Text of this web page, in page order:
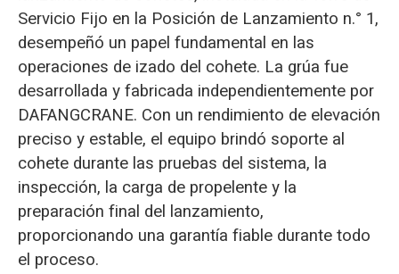
Servicio Fijo en la Posición de Lanzamiento n.° 1,
desempeñó un papel fundamental en las
operaciones de izado del cohete. La grúa fue
desarrollada y fabricada independientemente por
DAFANGCRANE. Con un rendimiento de elevación
preciso y estable, el equipo brindó soporte al
cohete durante las pruebas del sistema, la
inspección, la carga de propelente y la
preparación final del lanzamiento,
proporcionando una garantía fiable durante todo
el proceso.